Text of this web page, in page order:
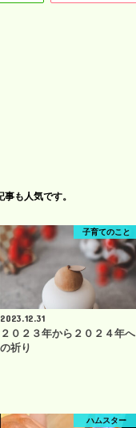
事も人気です。
子育てのこと
2023.12.31
２０２３年から２０２４年へ
の祈り
ハムスター